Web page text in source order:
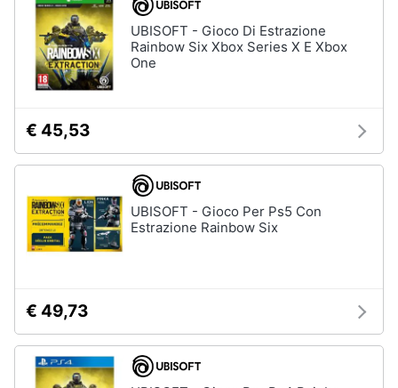
Esci
Nintendo
Nintendo
Console
Nintendo
Switch
Switch
Giochi
Vedi
UBISOFT - Gioco Di Estrazione
Rainbow Six Xbox Series X E Xbox
One
€ 45,53
UBISOFT - Gioco Per Ps5 Con
Estrazione Rainbow Six
€ 49,73